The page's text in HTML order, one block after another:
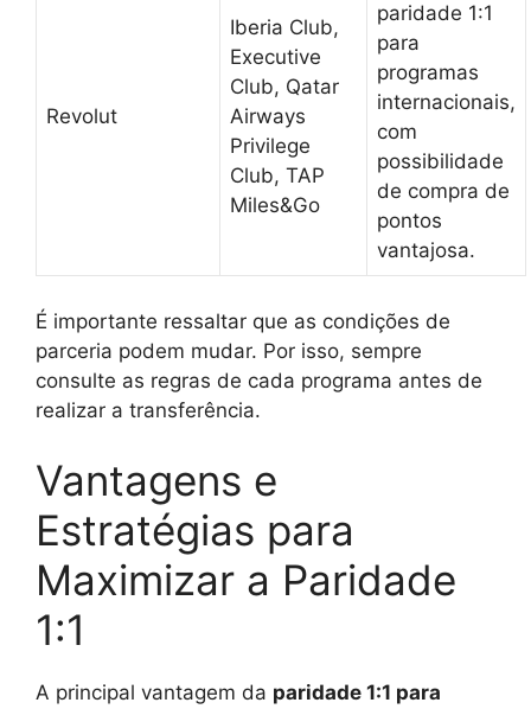
Revolut
Iberia Club,
Executive
Club, Qatar
Airways
Privilege
Club, TAP
Miles&Go
paridade 1:1
para
programas
internacionais,
com
possibilidade
de compra de
pontos
vantajosa.
É importante ressaltar que as condições de
parceria podem mudar. Por isso, sempre
consulte as regras de cada programa antes de
realizar a transferência.
Vantagens e
Estratégias para
Maximizar a Paridade
1:1
A principal vantagem da paridade 1:1 para